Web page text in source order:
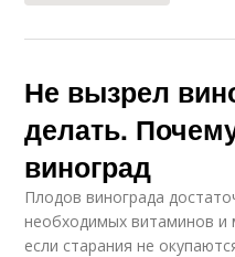
Не вызрел
делать.
виноград
Плодов винограда
необходимых витаминов и
если старания не